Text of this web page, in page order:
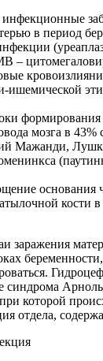
в период
–
ишемической
формирования
мозга в 43%
Мажанди,
основания
кости
заражения
синдрома
которой
отдела,